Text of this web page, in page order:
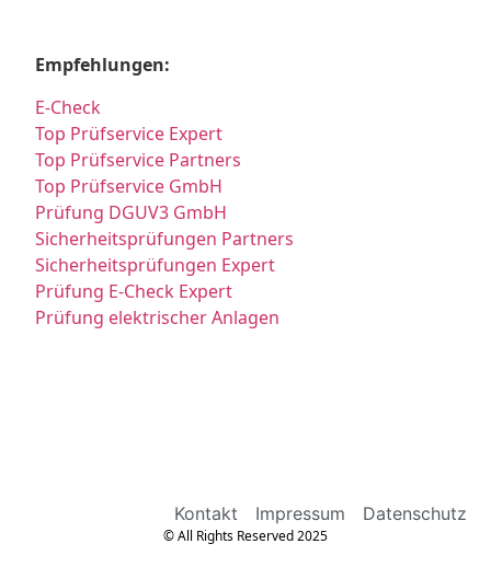
Empfehlungen:
E-Check
Top Prüfservice Expert
Top Prüfservice Partners
Top Prüfservice GmbH
Prüfung DGUV3 GmbH
Sicherheitsprüfungen Partners
Sicherheitsprüfungen Expert
Prüfung E-Check Expert
Prüfung elektrischer Anlagen
Kontakt Impressum Datenschutz
© All Rights Reserved 2025